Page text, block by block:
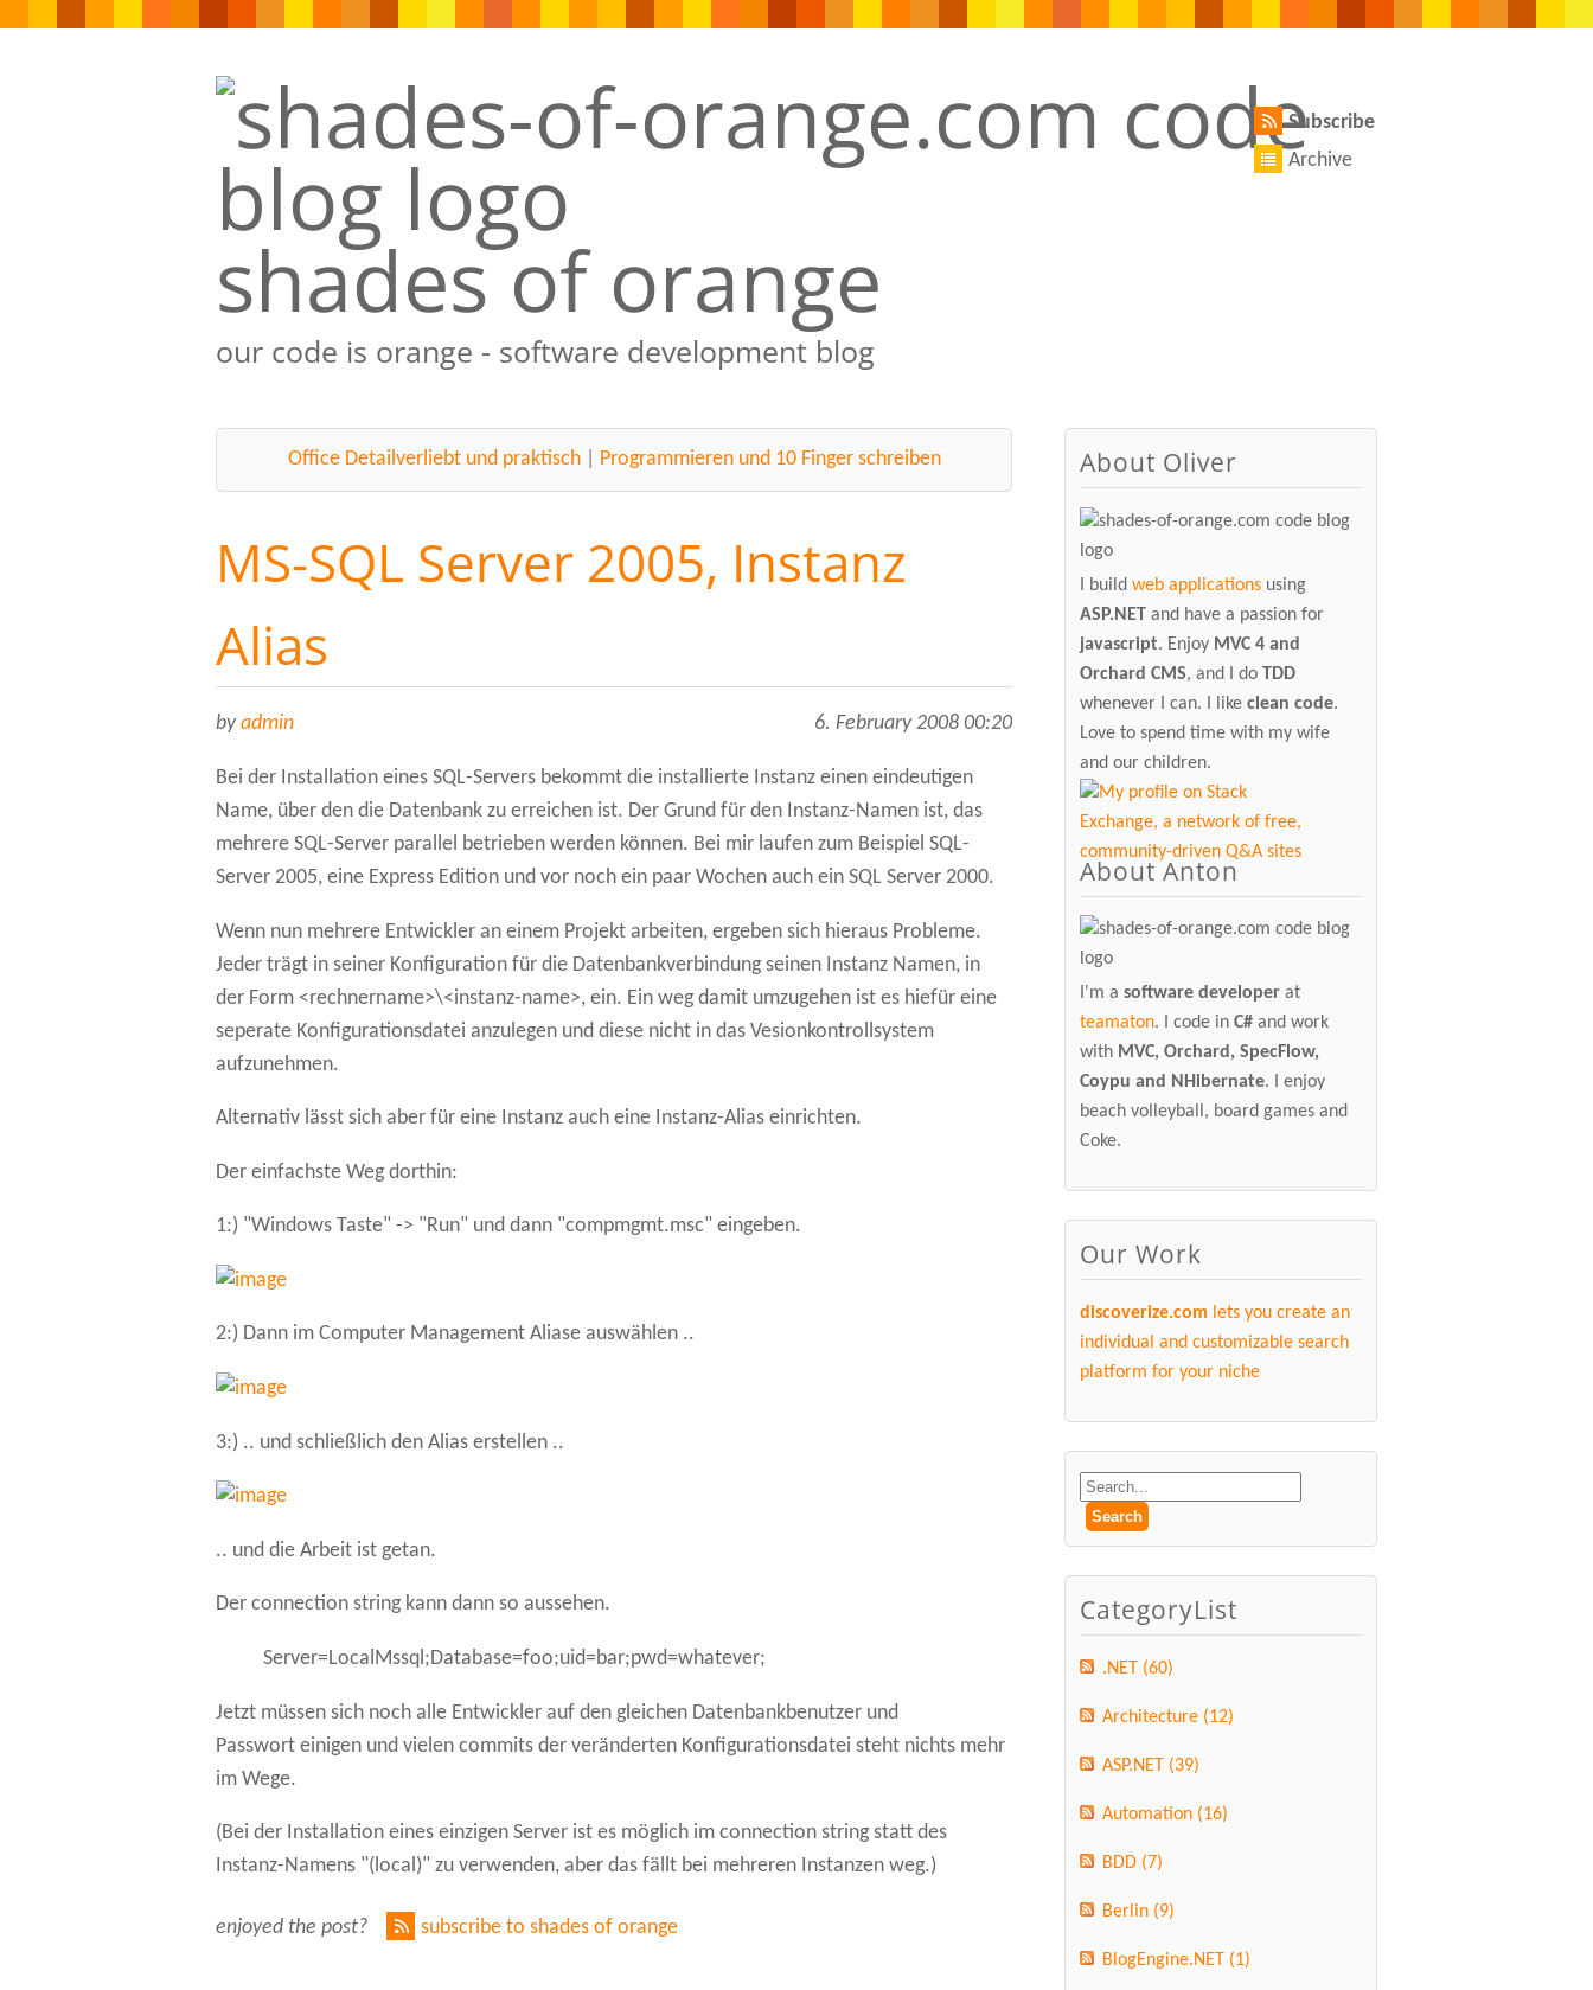
shades of orange
our code is orange - software development blog
Subscribe
Archive
Office Detailverliebt und praktisch| Programmieren und 10 Finger schreiben
MS-SQL Server 2005, Instanz
Alias
byadmin 6. February 2008 00:20
Bei der Installation eines SQL-Servers bekommt die installierte Instanz einen eindeutigen
Name, über den die Datenbank zu erreichen ist. Der Grund für den Instanz-Namen ist, das
mehrere SQL-Server parallel betrieben werden können. Bei mir laufen zum Beispiel SQL-
Server 2005, eine Express Edition und vor noch ein paar Wochen auch ein SQL Server 2000.
Wenn nun mehrere Entwickler an einem Projekt arbeiten, ergeben sich hieraus Probleme.
Jeder trägt in seiner Konfiguration für die Datenbankverbindung seinen Instanz Namen, in
der Form <rechnername>\<instanz-name>, ein. Ein weg damit umzugehen ist es hiefür eine
seperate Konfigurationsdatei anzulegen und diese nicht in das Vesionkontrollsystem
aufzunehmen.
Alternativ lässt sich aber für eine Instanz auch eine Instanz-Alias einrichten.
Der einfachste Weg dorthin:
1:) "Windows Taste" -> "Run" und dann "compmgmt.msc" eingeben.
2:) Dann im Computer Management Aliase auswählen ..
3:) .. und schließlich den Alias erstellen ..
.. und die Arbeit ist getan.
Der connection string kann dann so aussehen.
Server=LocalMssql;Database=foo;uid=bar;pwd=whatever;
Jetzt müssen sich noch alle Entwickler auf den gleichen Datenbankbenutzer und
Passwort einigen und vielen commits der veränderten Konfigurationsdatei steht nichts mehr
im Wege.
(Bei der Installation eines einzigen Server ist es möglich im connection string statt des
Instanz-Namens "(local)" zu verwenden, aber das fällt bei mehreren Instanzen weg.)
enjoyed the post? subscribe to shades of orange
About Oliver
I buildweb applications using
ASP.NET and have a passion for
javascript. Enjoy MVC 4 and
Orchard CMS, and I doTDD
whenever I can. I likeclean code.
Love to spend time with my wife
and our children.
About Anton
I'm asoftware developer at
teamaton. I code inC# and work
with MVC, Orchard, SpecFlow,
Coypu and NHibernate. I enjoy
beach volleyball, board games and
Coke.
Our Work
discoverize.com lets you create an
individual and customizable search
platform for your niche
CategoryList
.NET (60)
Architecture (12)
ASP.NET (39)
Automation (16)
BDD (7)
Berlin (9)
BlogEngine.NET (1)